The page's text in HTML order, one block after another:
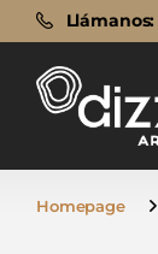
Llámanos:
Llámanos:
Homepage